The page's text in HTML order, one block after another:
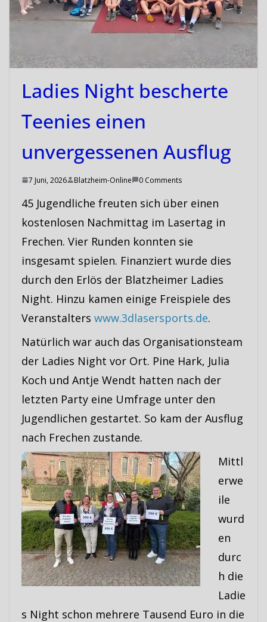
Ladies Night bescherte
Teenies einen
unvergessenen Ausflug
7 Juni, 2026 Blatzheim-Online 0 Comments
45 Jugendliche freuten sich über einen
kostenlosen Nachmittag im Lasertag in
Frechen. Vier Runden konnten sie
insgesamt spielen. Finanziert wurde dies
durch den Erlös der Blatzheimer Ladies
Night. Hinzu kamen einige Freispiele des
Veranstalters www.3dlasersports.de.
Natürlich war auch das Organisationsteam
der Ladies Night vor Ort. Pine Hark, Julia
Koch und Antje Wendt hatten nach der
letzten Party eine Umfrage unter den
Jugendlichen gestartet. So kam der Ausflug
nach Frechen zustande.
Mittl
erwe
ile
wurd
en
durc
h die
Ladie
s Night schon mehrere Tausend Euro in die